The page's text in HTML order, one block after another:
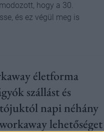
hogy a 30.
és ez végül meg is
életforma
szállást és
napi néhány
lehetőséget